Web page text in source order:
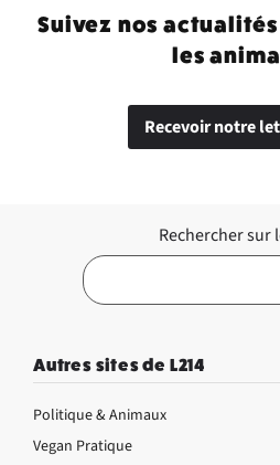
Suivez nos
les
Recevoir notre
Rechercher sur
Autres sites de L214
Politique & Animaux
Vegan Pratique